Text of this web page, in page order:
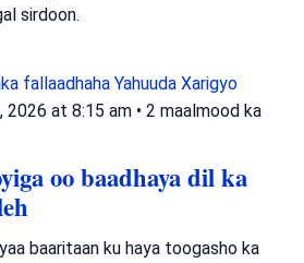
sirdoon.
fallaadhaha Yahuuda Xarigyo
2026 at 8:15 am • 2 maalmood ka
oo baadhaya dil ka
baaritaan ku haya toogasho ka